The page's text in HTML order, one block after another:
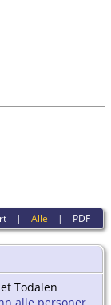
|Alle | PDF
Todalen